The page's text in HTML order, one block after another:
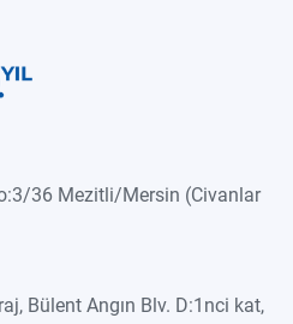
36 Mezitli/Mersin (Civanlar
Bülent Angın Blv. D:1nci kat,